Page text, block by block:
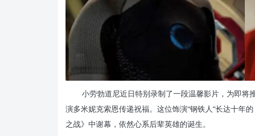
小劳勃道尼近日特别录制了一段温馨影片，为即
演多米妮克索恩传递祝福。这位饰演“钢铁人”长达十年
之战》中谢幕，依然心系后辈英雄的诞生。